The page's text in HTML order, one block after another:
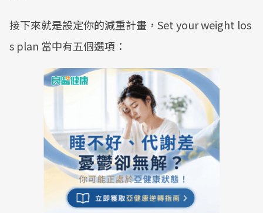
接下來就是設定你的減重計畫，Set your weight los
s plan 當中有五個選項：